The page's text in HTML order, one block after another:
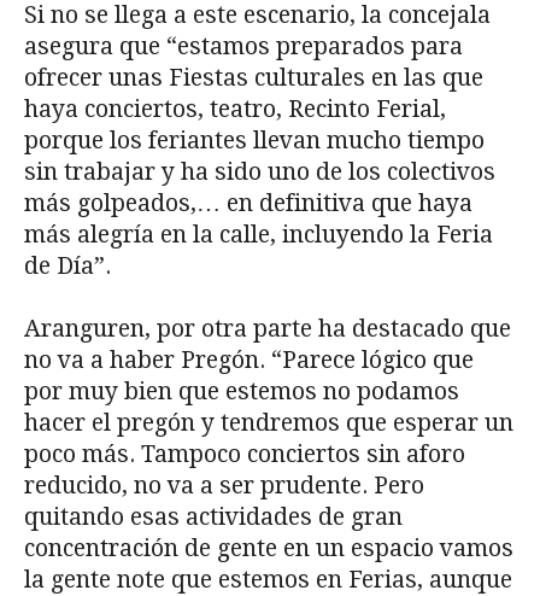
Si no se llega a este escenario, la concejala
asegura que “estamos preparados para
ofrecer unas Fiestas culturales en las que
haya conciertos, teatro, Recinto Ferial,
porque los feriantes llevan mucho tiempo
sin trabajar y ha sido uno de los colectivos
más golpeados,… en definitiva que haya
más alegría en la calle, incluyendo la Feria
de Día”.
Aranguren, por otra parte ha destacado que
no va a haber Pregón. “Parece lógico que
por muy bien que estemos no podamos
hacer el pregón y tendremos que esperar un
poco más. Tampoco conciertos sin aforo
reducido, no va a ser prudente. Pero
quitando esas actividades de gran
concentración de gente en un espacio vamos
la gente note que estemos en Ferias, aunque